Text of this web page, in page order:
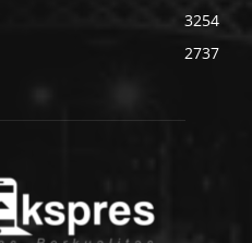
3254
2737